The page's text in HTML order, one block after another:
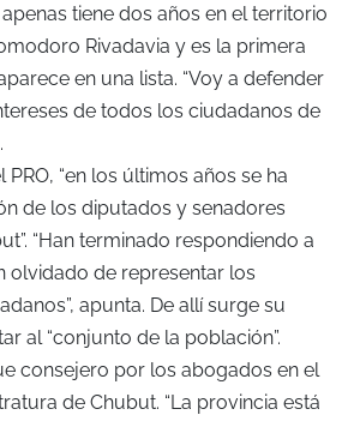
tiene dos años en el territorio
Rivadavia y es la primera
en una lista. “Voy a defender
de todos los ciudadanos de
“en los últimos años se ha
de los diputados y senadores
“Han terminado respondiendo a
olvidado de representar los
apunta. De allí surge su
al “conjunto de la población”.
consejero por los abogados en el
de Chubut. “La provincia está